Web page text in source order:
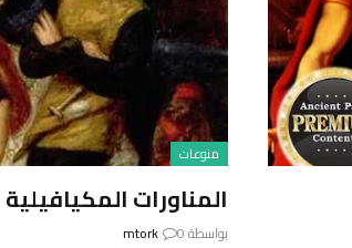
منوعات
المناورات
بواسطة mtork 0